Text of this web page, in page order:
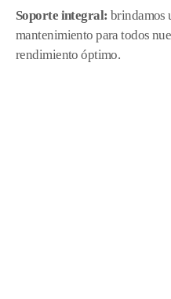
Soporte integral: brindamos
mantenimiento para todos
rendimiento óptimo.